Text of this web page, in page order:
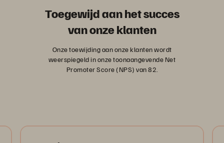
Toegewijd aan het succes
van onze klanten
Onze toewijding aan onze klanten wordt
weerspiegeld in onze toonaangevende Net
Promoter Score (NPS) van 82.